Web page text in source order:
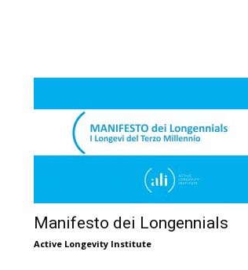
Manifesto dei Longennials
Active Longevity Institute